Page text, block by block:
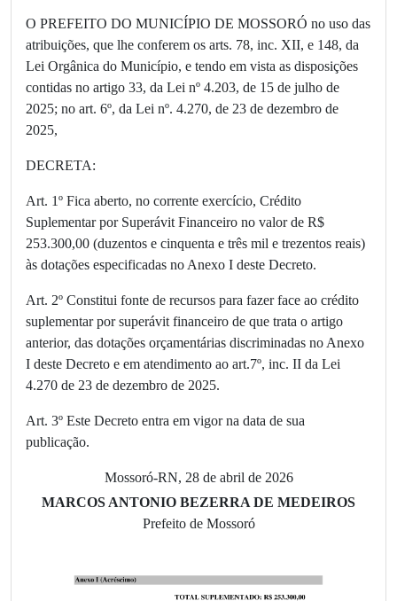
O PREFEITO DO MUNICÍPIO DE MOSSORÓ no uso das
atribuições, que lhe conferem os arts. 78, inc. XII, e 148, da
Lei Orgânica do Município, e tendo em vista as disposições
contidas no artigo 33, da Lei nº 4.203, de 15 de julho de
2025; no art. 6º, da Lei nº. 4.270, de 23 de dezembro de
2025,
DECRETA:
Art. 1º Fica aberto, no corrente exercício, Crédito
Suplementar por Superávit Financeiro no valor de R$
253.300,00 (duzentos e cinquenta e três mil e trezentos reais)
às dotações especificadas no Anexo I deste Decreto.
Art. 2º Constitui fonte de recursos para fazer face ao crédito
suplementar por superávit financeiro de que trata o artigo
anterior, das dotações orçamentárias discriminadas no Anexo
I deste Decreto e em atendimento ao art.7º, inc. II da Lei
4.270 de 23 de dezembro de 2025.
Art. 3º Este Decreto entra em vigor na data de sua
publicação.
Mossoró-RN, 28 de abril de 2026
MARCOS ANTONIO BEZERRA DE MEDEIROS
Prefeito de Mossoró